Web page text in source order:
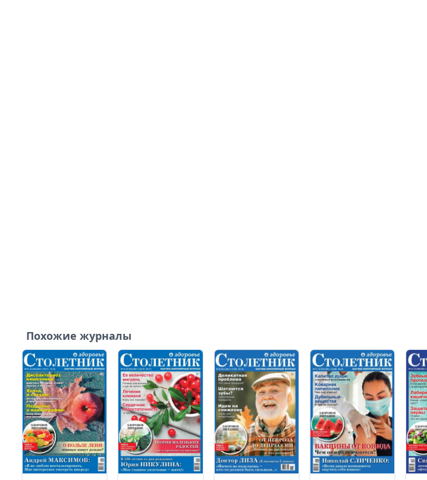
Похожие журналы